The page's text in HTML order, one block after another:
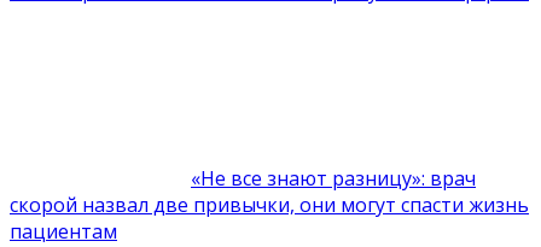
«Не все знают разницу»: врач
скорой назвал две привычки, они могут спасти жизнь
пациентам